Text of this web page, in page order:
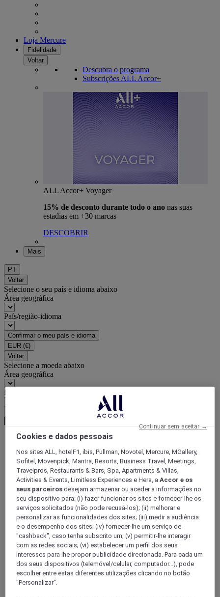
Loja Mercure
Fidelidade
Voltar
Descubra o programa
Subscrições ALL Accor+
ALL Accor+ Voyager
15% de desconto durante todo o ano nas suas
estadias em +30 marcas
DESCOBRIR
Mais
PT
Voltar
Selecione o seu país e idioma abaixo
Área geográfica
País/região-idioma
Confirmar o meu país e idioma
EUR (€)
Voltar
Selecione a moeda abaixo
Área geográfica
Moeda
World
Europe
France
Nord-Pas-de-Calais
PAS-DE-CALAIS
Cookies e dados pessoais
Nos sites ALL, hotelF1, ibis, Pullman, Novotel, Mercure, MGallery,
Sofitel, Movenpick, Mantra, Resorts, Business Travel, Meetings,
Travelpros, Restaurants & Bars, Spa, Apartments & Villas,
Activities & Events, Limitless Experiences e Hera, aAccor e os
seus parceiros desejam armazenar ou aceder a informações no
seu dispositivo para: (i) fazer funcionar os sites e fornecer-lhe os
serviços solicitados (não pode recusá-los); (ii) melhorar e
personalizar as funcionalidades dos sites; (iii) medir a audiência
e o desempenho dos sites; (iv) fornecer-lhe um serviço de
"cashback", caso tenha subscrito um; (v) permitir-lhe interagir
com as redes sociais; (vi) estabelecer um perfil dos seus
interesses para lhe propor publicidade direcionada. Para cada um
dos seus dispositivos (telemóvel/celular, computador...), pode
escolher entre estas diferentes utilizações clicando no botão
"Personalizar".
Continuar sem aceitar →